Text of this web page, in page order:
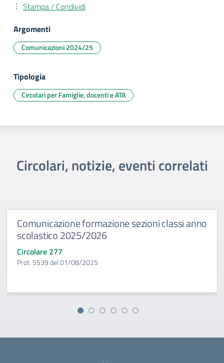
Stampa / Condividi
Argomenti
Comunicazioni 2024/25
Tipologia
Circolari per Famiglie, docenti e ATA
Circolari, notizie, eventi correlati
Comunicazione formazione sezioni classi anno
scolastico 2025/2026
Circolare 277
Prot. 5539 del 01/08/2025